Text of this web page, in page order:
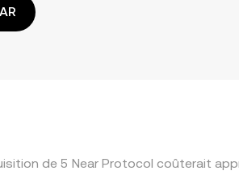
de 5 Near Protocol coûterait